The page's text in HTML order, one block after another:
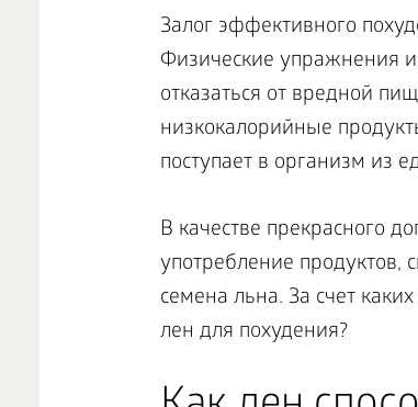
Залог эффективного
Физические упражнения
отказаться от вредной
низкокалорийные
поступает в организм из
В качестве прекрасного
употребление
семена льна. За счет
лен для похудения?